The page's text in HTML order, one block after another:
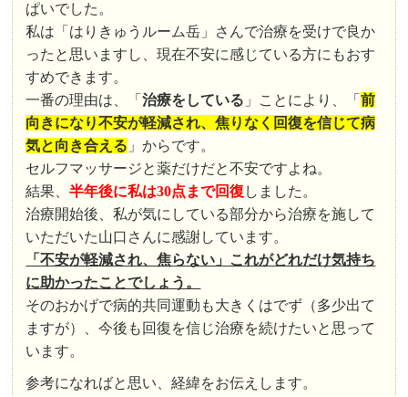
ぱいでした。
私は「はりきゅうルーム岳」さんで治療を受けで良か
ったと思いますし、現在不安に感じている方にもおす
すめできます。
一番の理由は、「治療をしている 」ことにより、「前
向きになり不安が軽減され、焦りなく回復を信じて病
気と向き合える 」からです。
セルフマッサージと薬だけだと不安ですよね。
結果、半年後に私は30点まで回復 しました。
治療開始後、私が気にしている部分から治療を施して
いただいた山口さんに感謝しています。
「不安が軽減され、焦らない」これがどれだけ気持ち
に助かったことでしょう。
そのおかげで病的共同運動も大きくはでず（多少出て
ますが）、今後も回復を信じ治療を続けたいと思って
います。
参考になればと思い、経緯をお伝えします。